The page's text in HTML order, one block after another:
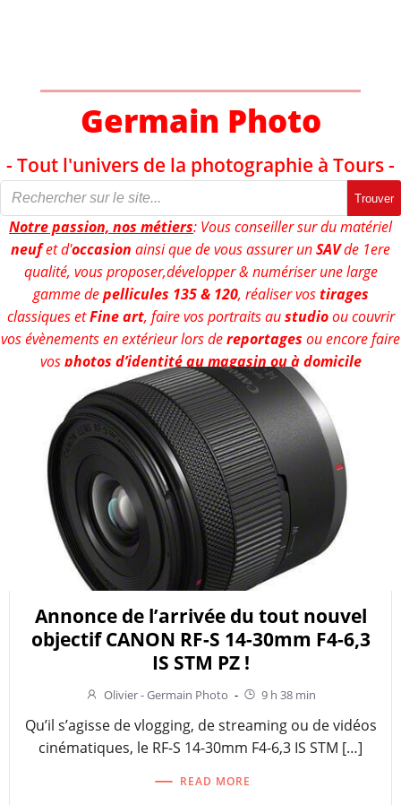
Germain Photo
- Tout l'univers de la photographie à Tours -
Trouver
Notre passion, nos métiers: Vous conseiller sur du matériel
neufet d'occasion ainsi que de vous assurer unSAVde 1ere
qualité, vous proposer,développer & numériser une large
gamme depellicules 135 & 120, réaliser vostirages
classiques etFine art, faire vos portraits austudioou couvrir
vos évènements en extérieur lors dereportages ou encore faire
vosphotos d’identité au magasin ou à domicile
Annonce de l’arrivée du tout nouvel
objectif CANON RF-S 14-30mm F4-6,3
IS STM PZ !
Olivier - Germain Photo - 9 h 38 min
Qu’il s’agisse de vlogging, de streaming ou de vidéos
cinématiques, le RF-S 14-30mm F4-6,3 IS STM […]
READ MORE